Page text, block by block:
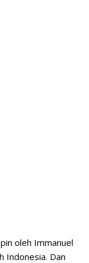
oleh Immanuel
Indonesia. Dan